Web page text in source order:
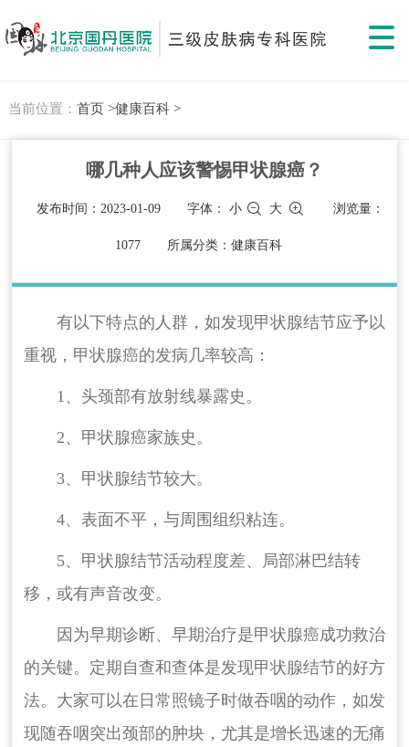
当前位置： 首页 >健康百科 >
哪几种人应该警惕甲状腺癌？
发布时间：2023-01-09 字体：小 大 浏览量：
1077 所属分类：健康百科
有以下特点的人群，如发现甲状腺结节应予以
重视，甲状腺癌的发病几率较高：
1、头颈部有放射线暴露史。
2、甲状腺癌家族史。
3、甲状腺结节较大。
4、表面不平，与周围组织粘连。
5、甲状腺结节活动程度差、局部淋巴结转
移，或有声音改变。
因为早期诊断、早期治疗是甲状腺癌成功救治
的关键。定期自查和查体是发现甲状腺结节的好方
法。大家可以在日常照镜子时做吞咽的动作，如发
现随吞咽突出颈部的肿块，尤其是增长迅速的无痛